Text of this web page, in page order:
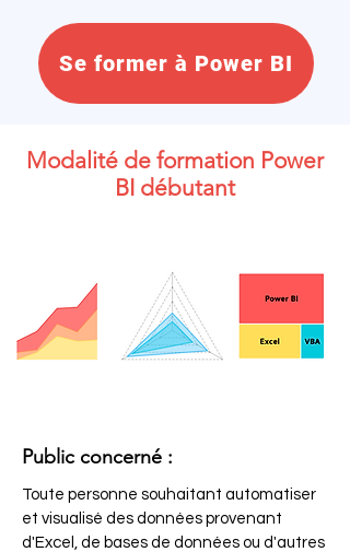
Se former à Power BI
Modalité de formation Power
BI débutant
Public concerné :
Toute personne souhaitant automatiser
et visualisé des données provenant
d'Excel, de bases de données ou d'autres